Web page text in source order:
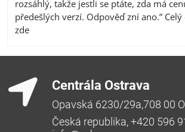
rozsáhlý, takže jestli se ptáte, zda má
předešlých verzí. Odpověď zní ano.”
zde
Centrála Ostrava
Opavská 6230/29a,708 00
Česká republika, +420 596